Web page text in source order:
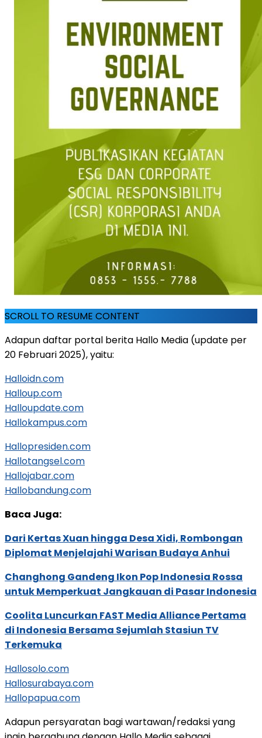
SCROLL TO RESUME CONTENT
Adapun daftar portal berita Hallo Media (update per
20 Februari 2025), yaitu:
Halloidn.com
Halloup.com
Halloupdate.com
Hallokampus.com
Hallopresiden.com
Hallotangsel.com
Hallojabar.com
Hallobandung.com
Baca Juga:
Dari Kertas Xuan hingga Desa Xidi, Rombongan
Diplomat Menjelajahi Warisan Budaya Anhui
Changhong Gandeng Ikon Pop Indonesia Rossa
untuk Memperkuat Jangkauan di Pasar Indonesia
Coolita Luncurkan FAST Media Alliance Pertama
di Indonesia Bersama Sejumlah Stasiun TV
Terkemuka
Hallosolo.com
Hallosurabaya.com
Hallopapua.com
Adapun persyaratan bagi wartawan/redaksi yang